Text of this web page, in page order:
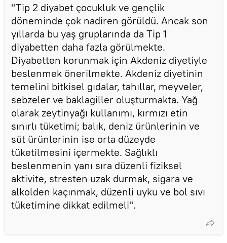
"Tip 2 diyabet çocukluk ve gençlik
döneminde çok nadiren görüldü. Ancak son
yıllarda bu yaş gruplarında da Tip 1
diyabetten daha fazla görülmekte.
Diyabetten korunmak için Akdeniz diyetiyle
beslenmek önerilmekte. Akdeniz diyetinin
temelini bitkisel gıdalar, tahıllar, meyveler,
sebzeler ve baklagiller oluşturmakta. Yağ
olarak zeytinyağı kullanımı, kırmızı etin
sınırlı tüketimi; balık, deniz ürünlerinin ve
süt ürünlerinin ise orta düzeyde
tüketilmesini içermekte. Sağlıklı
beslenmenin yanı sıra düzenli fiziksel
aktivite, stresten uzak durmak, sigara ve
alkolden kaçınmak, düzenli uyku ve bol sıvı
tüketimine dikkat edilmeli".